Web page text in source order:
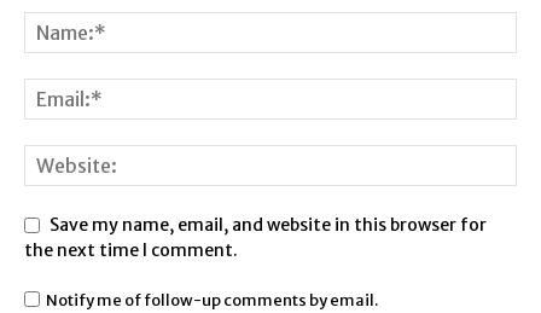
Save my name, email, and website in this browser for
the next time I comment.
Notify me of follow-up comments by email.